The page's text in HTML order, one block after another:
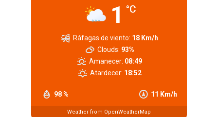
1 °C
98 % 11 Km/h
Ráfagas de viento: 18 Km/h
Clouds: 93%
Amanecer: 08:49
Atardecer: 18:52
Weather from OpenWeatherMap